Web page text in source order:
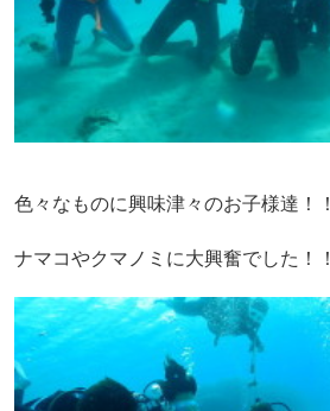
色々なものに興味津々のお子様達！！
ナマコやクマノミに大興奮でした！！